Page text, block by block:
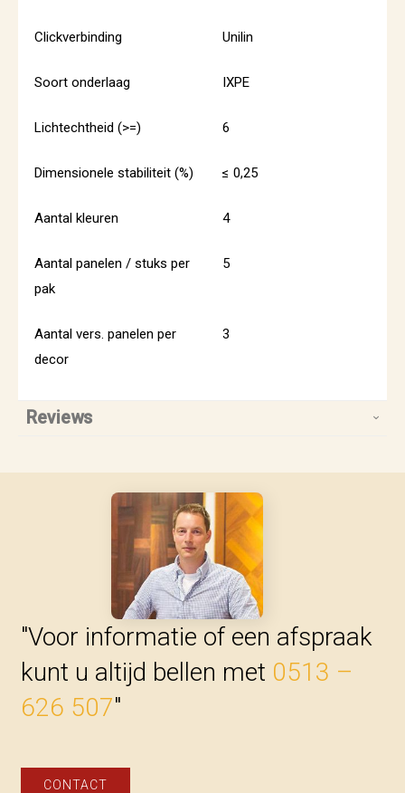
Clickverbinding Unilin
Soort onderlaag IXPE
Lichtechtheid (>=) 6
Dimensionele stabiliteit (%) ≤ 0,25
Aantal kleuren 4
Aantal panelen / stuks per
pak
5
Aantal vers. panelen per
decor
3
Reviews
"Voor informatie of een afspraak
kunt u altijd bellen met 0513 –
626 507"
CONTACT